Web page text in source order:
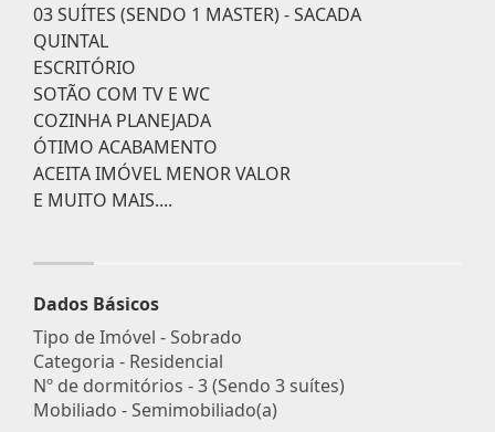
03 SUÍTES (SENDO 1 MASTER) - SACADA
QUINTAL
ESCRITÓRIO
SOTÃO COM TV E WC
COZINHA PLANEJADA
ÓTIMO ACABAMENTO
ACEITA IMÓVEL MENOR VALOR
E MUITO MAIS....
Dados Básicos
Tipo de Imóvel - Sobrado
Categoria - Residencial
Nº de dormitórios - 3 (Sendo 3 suítes)
Mobiliado - Semimobiliado(a)